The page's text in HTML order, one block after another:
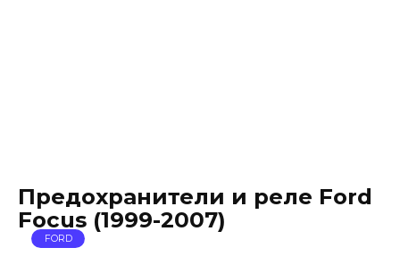
Предохранители и реле Ford
Focus (1999-2007)
FORD